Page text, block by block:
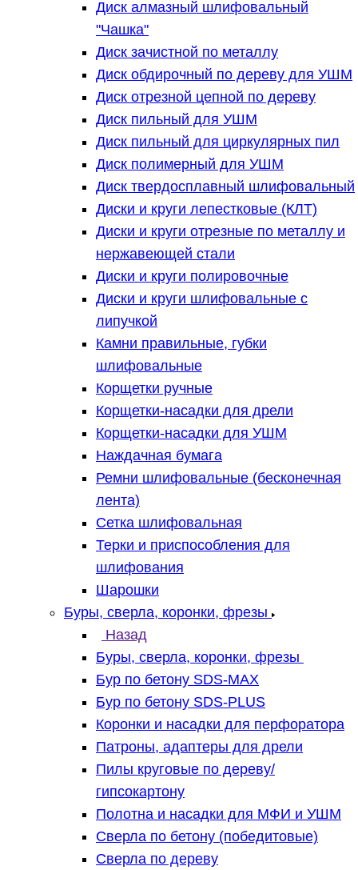
Диск алмазный шлифовальный
"Чашка"
Диск зачистной по металлу
Диск обдирочный по дереву для УШМ
Диск отрезной цепной по дереву
Диск пильный для УШМ
Диск пильный для циркулярных пил
Диск полимерный для УШМ
Диск твердосплавный шлифовальный
Диски и круги лепестковые (КЛТ)
Диски и круги отрезные по металлу и
нержавеющей стали
Диски и круги полировочные
Диски и круги шлифовальные с
липучкой
Камни правильные, губки
шлифовальные
Корщетки ручные
Корщетки-насадки для дрели
Корщетки-насадки для УШМ
Наждачная бумага
Ремни шлифовальные (бесконечная
лента)
Сетка шлифовальная
Терки и приспособления для
шлифования
Шарошки
Буры, сверла, коронки, фрезы
Назад
Буры, сверла, коронки, фрезы
Бур по бетону SDS-MAX
Бур по бетону SDS-PLUS
Коронки и насадки для перфоратора
Патроны, адаптеры для дрели
Пилы круговые по дереву/
гипсокартону
Полотна и насадки для МФИ и УШМ
Сверла по бетону (победитовые)
Сверла по дереву